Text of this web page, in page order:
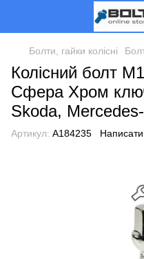
Болти, гайки колісні
Колісний болт
Сфера Хром
Skoda,
Артикул: A184235 Написати